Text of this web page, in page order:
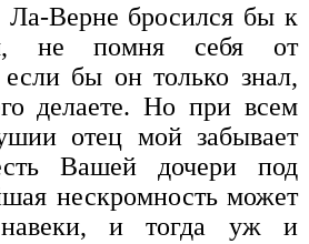
Ла-Верне бросился бы к
не помня себя от
если бы он только знал,
делаете. Но при всем
отец мой забывает
Вашей дочери под
нескромность может
навеки, и тогда уж и